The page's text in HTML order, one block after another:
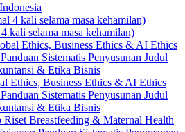
kali selama masa kehamilan)
Ethics, Business Ethics & AI Ethics
Sistematis Penyusunan Judul
& Etika Bisnis